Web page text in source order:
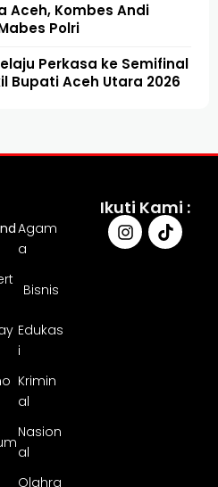
Aceh, Kombes Andi
Polri
Perkasa ke Semifinal
Bupati Aceh Utara 2026
Agam
a
Bisnis
Edukas
i
Krimin
al
Nasion
al
Olahra
Ikuti Kami :